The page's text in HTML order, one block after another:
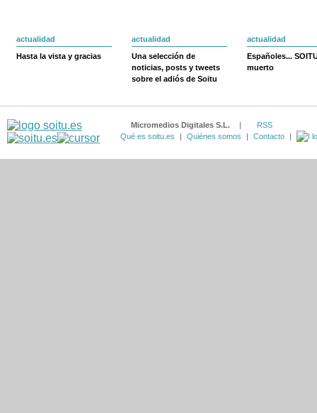
actualidad
Hasta la vista y gracias
actualidad
Una selección de
noticias, posts y tweets
sobre el adiós de Soitu
actualidad
Españoles...
muerto
Micromedios Digitales S.L. |
RSS
Qué es soitu.es
| Quiénes somos | Contacto |